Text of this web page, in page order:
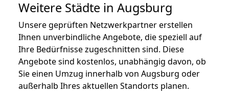
Weitere Städte in Augsburg
Unsere geprüften Netzwerkpartner erstellen
Ihnen unverbindliche Angebote, die speziell auf
Ihre Bedürfnisse zugeschnitten sind. Diese
Angebote sind kostenlos, unabhängig davon, ob
Sie einen Umzug innerhalb von Augsburg oder
außerhalb Ihres aktuellen Standorts planen.